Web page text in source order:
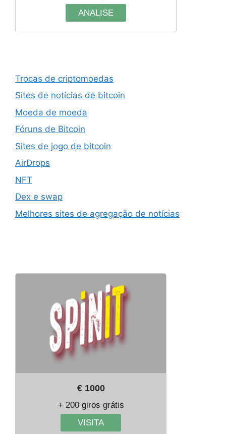
ANALISE
Trocas de criptomoedas
Sites de notícias de bitcoin
Moeda de moeda
Fóruns de Bitcoin
Sites de jogo de bitcoin
AirDrops
NFT
Dex e swap
Melhores sites de agregação de notícias
€ 1000
+ 200 giros grátis
VISITA